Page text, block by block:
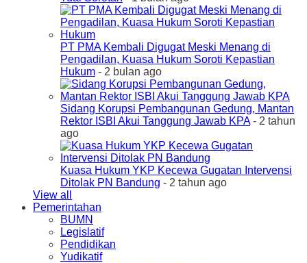
PT PMA Kembali Digugat Meski Menang di
Pengadilan, Kuasa Hukum Soroti Kepastian
Hukum - 2 bulan ago
Sidang Korupsi Pembangunan Gedung, Mantan
Rektor ISBI Akui Tanggung Jawab KPA- 2 tahun
ago
Kuasa Hukum YKP Kecewa Gugatan Intervensi
Ditolak PN Bandung - 2 tahun ago
View all
Pemerintahan
BUMN
Legislatif
Pendidikan
Yudikatif